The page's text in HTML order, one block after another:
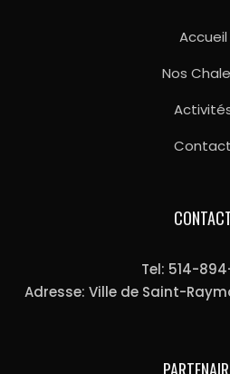
Accueil
Nos
Contact
Tel: 514-
Adresse: Ville de Saint-